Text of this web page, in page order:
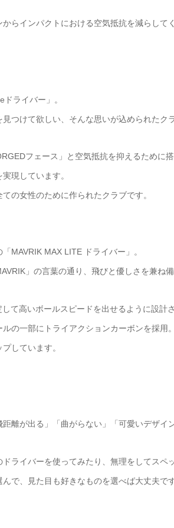
らインパクトにおける空気抵抗を減らし
ライバー」。
つけて欲しい、そんな思いが込められたク
フェース」と空気抵抗を抑えるために
現しています。
の女性のために作られたクラブです。
MAVRIK MAX LITE ドライバー」。
」の言葉の通り、飛びと優しさを兼ね備
て高いボールスピードを出せるように設計
の一部にトライアクションカーボンを採用。
しています。
離が出る」「曲がらない」「可愛いデザイ
ライバーを使ってみたり、無理をしてスペ
で、見た目も好きなものを選べば大丈夫で